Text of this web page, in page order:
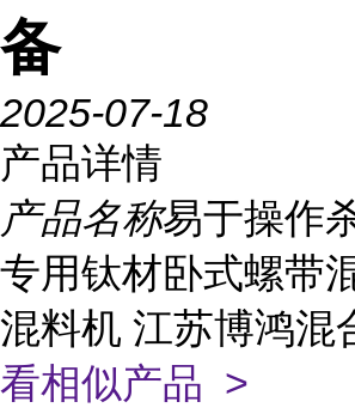
备
2025-07-18
产品详情
产品名称易于操作
专用钛材卧式螺带
混料机 江苏博鸿混
看相似产品 >